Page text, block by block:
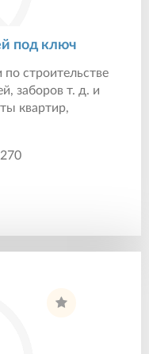
под ключ
строительстве
заборов т. д. и
квартир,
270